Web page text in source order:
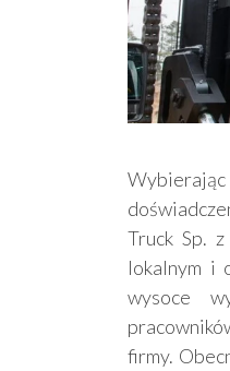
Truck Sp.
lokalnym i
wysoce
firmy.